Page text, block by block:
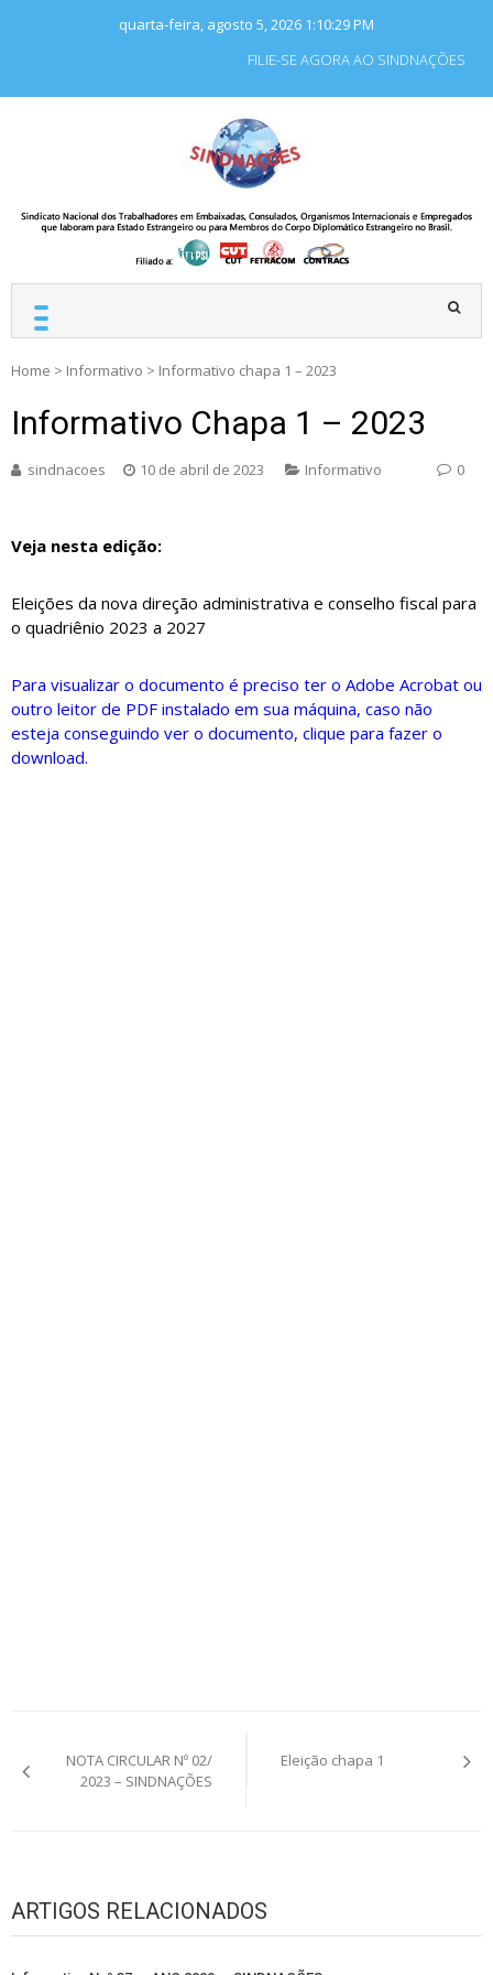
quarta-feira, agosto 5, 2026 1:10:30 PM
FILIE-SE AGORA AO SINDNAÇÕES
e Organismos
Empregados que laboram
para Estado Estrangeiro.
Home > Informativo > Informativo chapa 1 – 2023
Informativo Chapa 1 – 2023
sindnacoes 10 de abril de 2023 Informativo 0
Veja nesta edição:
Eleições da nova direção administrativa e conselho fiscal para
o quadriênio 2023 a 2027
Para visualizar o documento é preciso ter o Adobe Acrobat ou
outro leitor de PDF instalado em sua máquina, caso não
esteja conseguindo ver o documento, clique para fazer o
download.
de
NOTA CIRCULAR Nº 02/
2023 – SINDNAÇÕES
Eleição chapa 1
ARTIGOS RELACIONADOS